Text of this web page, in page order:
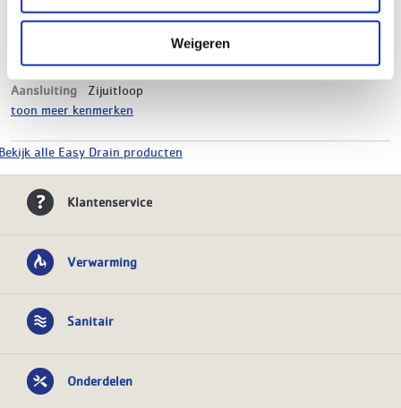
Weigeren
Materiaal
RVS
Breedte
60 mm
Aansluiting
Zijuitloop
toon meer kenmerken
alle Easy Drain producten
Klantenservice
Verwarming
Sanitair
Onderdelen